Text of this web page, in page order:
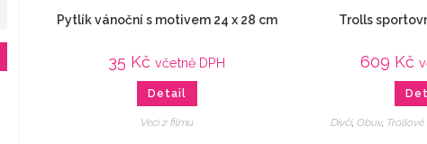
Pytlík vánoční s motivem 24 x 28 cm
35 Kč včetně DPH
Detail
Veci z filmu
Trolls
609 Kč
Dívčí, Obuv,